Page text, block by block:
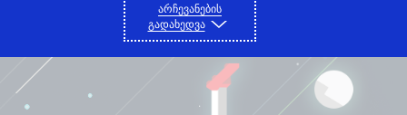
არჩევანების
გადახედვა